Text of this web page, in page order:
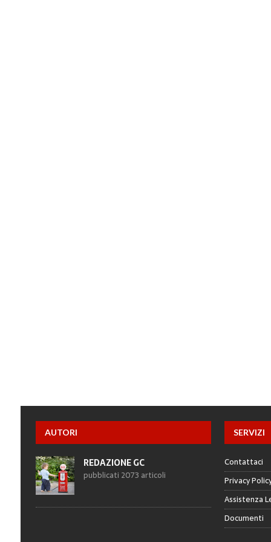
AUTORI
REDAZIONE GC
pubblicati 2073 articoli
SERVIZI
Contattaci
Privacy
Assistenza
Documenti